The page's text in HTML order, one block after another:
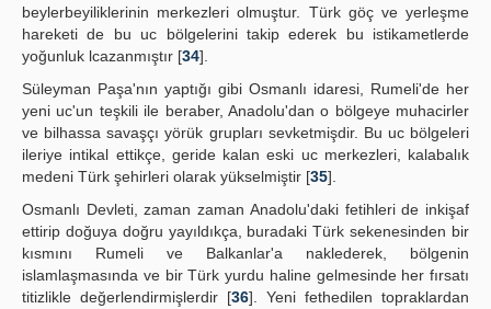
beylerbeyiliklerinin merkezleri olmuştur. Türk göç ve yerleşme
hareketi de bu uc bölgelerini takip ederek bu istikametlerde
yoğunluk lcazanmıştır [34].
Süleyman Paşa'nın yaptığı gibi Osmanlı idaresi, Rumeli'de her
yeni uc'un teşkili ile beraber, Anadolu'dan o bölgeye muhacirler
ve bilhassa savaşçı yörük grupları sevketmişdir. Bu uc bölgeleri
ileriye intikal ettikçe, geride kalan eski uc merkezleri, kalabalık
medeni Türk şehirleri olarak yükselmiştir [35].
Osmanlı Devleti, zaman zaman Anadolu'daki fetihleri de inkişaf
ettirip doğuya doğru yayıldıkça, buradaki Türk sekenesinden bir
kısmını Rumeli ve Balkanlar'a naklederek, bölgenin
islamlaşmasında ve bir Türk yurdu haline gelmesinde her fırsatı
titizlikle değerlendirmişlerdir [36]. Yeni fethedilen topraklardan